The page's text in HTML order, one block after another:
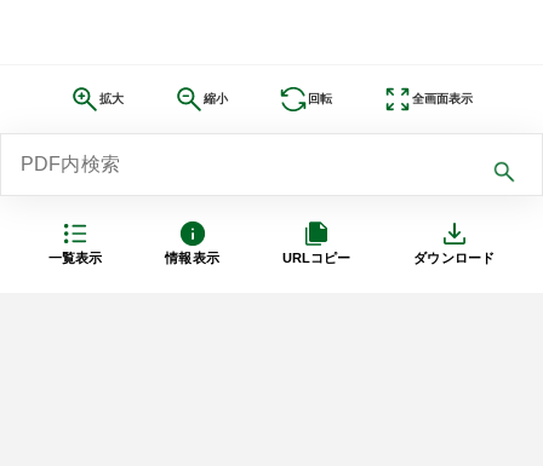
一覧表示 情報表示 URLコピー ダウンロード
拡大 縮小 回転 全画面表示